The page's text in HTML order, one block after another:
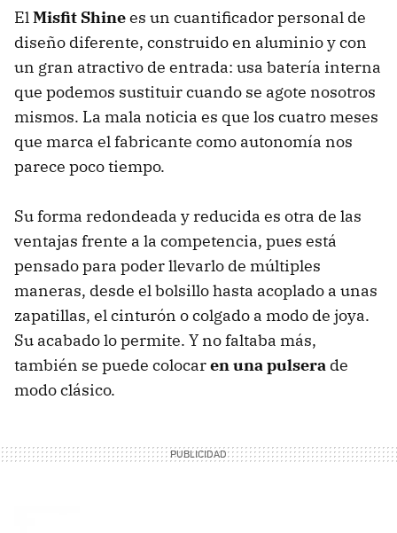
El Misfit Shinees un cuantificador personal de
diseño diferente, construido en aluminio y con
un gran atractivo de entrada: usa batería interna
que podemos sustituir cuando se agote nosotros
mismos. La mala noticia es que los cuatro meses
que marca el fabricante como autonomía nos
parece poco tiempo.
Su forma redondeada y reducida es otra de las
ventajas frente a la competencia, pues está
pensado para poder llevarlo de múltiples
maneras, desde el bolsillo hasta acoplado a unas
zapatillas, el cinturón o colgado a modo de joya.
Su acabado lo permite. Y no faltaba más,
también se puede colocaren una pulsera de
modo clásico.